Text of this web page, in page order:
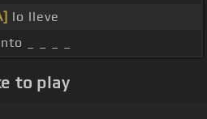
lo lleve
_ _ _ _
to play